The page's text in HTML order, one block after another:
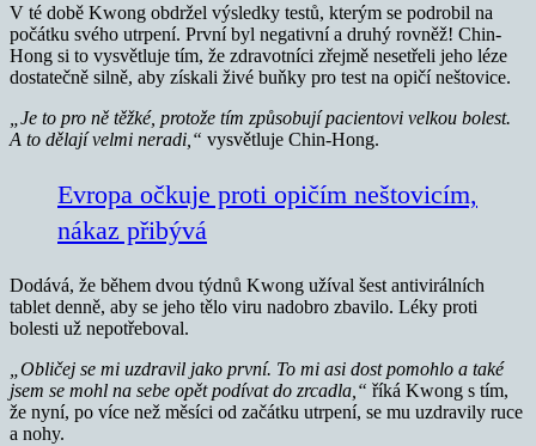
V té době Kwong obdržel výsledky testů, kterým se podrobil na
počátku svého utrpení. První byl negativní a druhý rovněž! Chin-
Hong si to vysvětluje tím, že zdravotníci zřejmě nesetřeli jeho léze
dostatečně silně, aby získali živé buňky pro test na opičí neštovice.
„Je to pro ně těžké, protože tím způsobují pacientovi velkou bolest.
A to dělají velmi neradi,“ vysvětluje Chin-Hong.
Evropa očkuje proti opičím neštovicím,
nákaz přibývá
Dodává, že během dvou týdnů Kwong užíval šest antivirálních
tablet denně, aby se jeho tělo viru nadobro zbavilo. Léky proti
bolesti už nepotřeboval.
„Obličej se mi uzdravil jako první. To mi asi dost pomohlo a také
jsem se mohl na sebe opět podívat do zrcadla,“ říká Kwong s tím,
že nyní, po více než měsíci od začátku utrpení, se mu uzdravily ruce
a nohy.